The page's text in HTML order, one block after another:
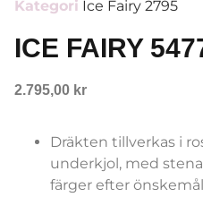
Kategori Ice Fairy 2795
ICE FAIRY
2.795,00 kr
Dräkten tillverkas i
underkjol, med
färger efter